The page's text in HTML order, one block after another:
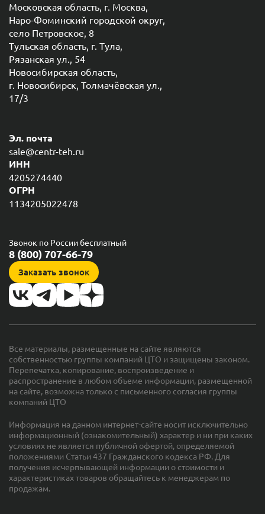
Эл. почта
sale@centr-teh.ru
ИНН
4205274440
ОГРН
1134205022478
Московская область, г. Москва,
Наро-Фоминский городской округ,
село Петровское, 8
Тульская область, г. Тула,
Рязанская ул., 54
Новосибирская область,
г. Новосибирск, Толмачёвская ул.,
17/3
Звонок по России бесплатный
8 (800) 707-66-79
Заказать звонок
Все материалы, размещенные на сайте являются
собственностью группы компаний ЦТО и защищены законом.
Перепечатка, копирование, воспроизведение и
распространение в любом объеме информации, размещенной
на сайте, возможна только с письменного согласия группы
компаний ЦТО
Информация на данном интернет-сайте носит исключительно
информационный (ознакомительный) характер и ни при каких
условиях не является публичной офертой, определяемой
положениями Статьи 437 Гражданского кодекса РФ. Для
получения исчерпывающей информации о стоимости и
характеристиках товаров обращайтесь к менеджерам по
продажам.